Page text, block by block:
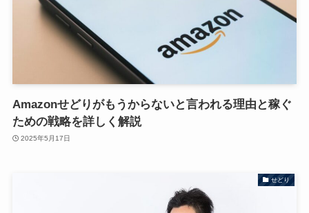
Amazonせどりがもうからないと言われる理由と稼ぐ
ための戦略を詳しく解説
2025年5月17日
せどり